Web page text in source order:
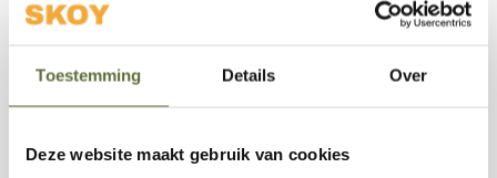
Toestemming Details Over
Deze website maakt gebruik van cookies
grillsessies draait. Het duurzame RVS ontwerp is